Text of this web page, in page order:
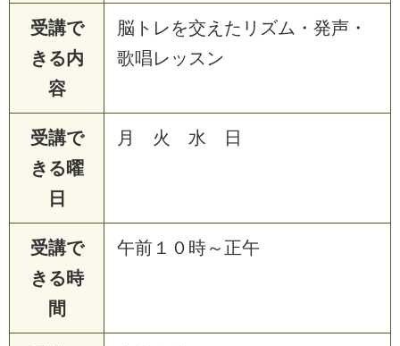
受講で
きる内
容
脳トレを交えたリズム・発声・
歌唱レッスン
受講で
きる曜
日
月 火 水 日
受講で
きる時
間
午前１０時～正午